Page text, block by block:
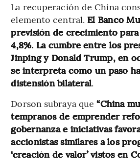
La recuperación de China
elemento central. El Banco
previsión de crecimiento para
4,8%. La cumbre entre los
Jinping y Donald Trump, en
se interpreta como un paso
distensión bilateral.
Dorson subraya que“China
tempranos de emprender
gobernanza e iniciativas
accionistas similares a los
‘creación de valor’ vistos en